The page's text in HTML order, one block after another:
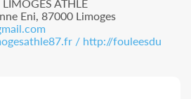
ATHLE
Eni, 87000 Limoges
/ http://fouleesdu